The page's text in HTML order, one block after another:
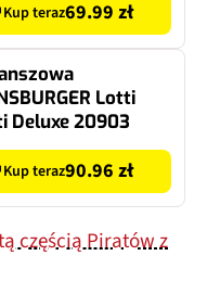
Kup teraz69.99 zł
Lotti
Deluxe 20903
Kup teraz90.96 zł
częścią Piratów z